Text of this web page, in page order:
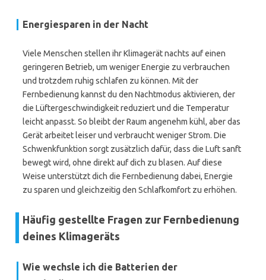
Energiesparen in der Nacht
Viele Menschen stellen ihr Klimagerät nachts auf einen
geringeren Betrieb, um weniger Energie zu verbrauchen
und trotzdem ruhig schlafen zu können. Mit der
Fernbedienung kannst du den Nachtmodus aktivieren, der
die Lüftergeschwindigkeit reduziert und die Temperatur
leicht anpasst. So bleibt der Raum angenehm kühl, aber das
Gerät arbeitet leiser und verbraucht weniger Strom. Die
Schwenkfunktion sorgt zusätzlich dafür, dass die Luft sanft
bewegt wird, ohne direkt auf dich zu blasen. Auf diese
Weise unterstützt dich die Fernbedienung dabei, Energie
zu sparen und gleichzeitig den Schlafkomfort zu erhöhen.
Häufig gestellte Fragen zur Fernbedienung
deines Klimageräts
Wie wechsle ich die Batterien der